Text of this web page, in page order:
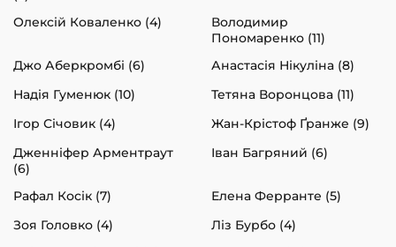
Олексій Коваленко (4)
Володимир
Пономаренко (11)
Джо Аберкромбі (6)
Анастасія Нікуліна (8)
Надія Гуменюк (10)
Тетяна Воронцова (11)
Ігор Січовик (4)
Жан-Крістоф Ґранже (9)
Дженніфер Арментраут
(6)
Іван Багряний (6)
Рафал Косік (7)
Елена Ферранте (5)
Зоя Головко (4)
Ліз Бурбо (4)